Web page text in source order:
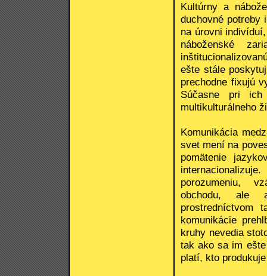
Kultúrny a
duchovné potreby
na úrovni
náboženské
ešte stále
prechodne fixujú
Súčasne pri ich
multikulturálneho
Komunikácia
svet mení na
pomätenie
porozumeniu,
obchodu, ale
prostredníctvom
komunikácie
kruhy nevedia
tak ako sa im
platí, kto